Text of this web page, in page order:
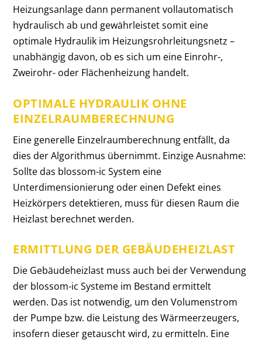
Heizungsanlage dann permanent vollautomatisch
hydraulisch ab und gewährleistet somit eine
optimale Hydraulik im Heizungsrohrleitungsnetz –
unabhängig davon, ob es sich um eine Einrohr-,
Zweirohr- oder Flächenheizung handelt.
OPTIMALE HYDRAULIK OHNE
EINZELRAUMBERECHNUNG
Eine generelle Einzelraumberechnung entfällt, da
dies der Algorithmus übernimmt. Einzige Ausnahme:
Sollte das blossom-ic System eine
Unterdimensionierung oder einen Defekt eines
Heizkörpers detektieren, muss für diesen Raum die
Heizlast berechnet werden.
ERMITTLUNG DER GEBÄUDEHEIZLAST
Die Gebäudeheizlast muss auch bei der Verwendung
der blossom-ic Systeme im Bestand ermittelt
werden. Das ist notwendig, um den Volumenstrom
der Pumpe bzw. die Leistung des Wärmeerzeugers,
insofern dieser getauscht wird, zu ermitteln. Eine